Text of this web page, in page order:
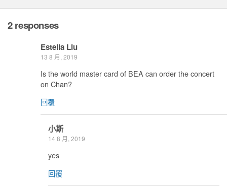
2 responses
Estella Liu
13 8 月, 2019
Is the world master card of BEA can order the concert
on Chan?
回覆
小斯
14 8 月, 2019
yes
回覆